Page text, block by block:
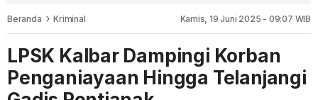
Beranda Kriminal Kamis, 19 Juni 2025 - 09:07 WIB
LPSK Kalbar Dampingi Korban
Penganiayaan Hingga Telanjangi